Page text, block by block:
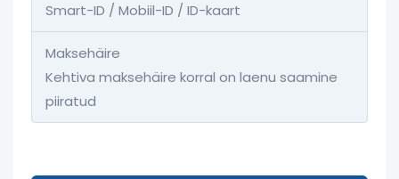
Smart-ID / Mobiil-ID / ID-kaart
Maksehäire
Kehtiva maksehäire korral on laenu saamine
piiratud